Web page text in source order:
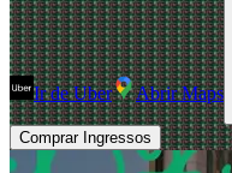
Ir de Uber Abrir Maps
Comprar Ingressos